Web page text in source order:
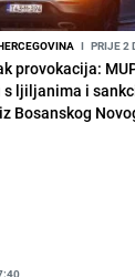
I PRIJE 2
provokacija:
s ljiljanima i
Bosanskog